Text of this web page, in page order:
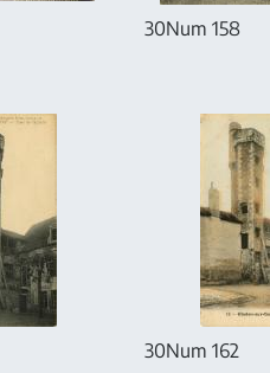
30Num 158
30Num 162